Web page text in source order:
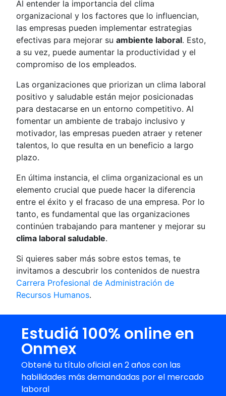
Al entender la importancia del clima
organizacional y los factores que lo influencian,
las empresas pueden implementar estrategias
efectivas para mejorar suambiente laboral. Esto,
a su vez, puede aumentar la productividad y el
compromiso de los empleados.
Las organizaciones que priorizan un clima laboral
positivo y saludable están mejor posicionadas
para destacarse en un entorno competitivo. Al
fomentar un ambiente de trabajo inclusivo y
motivador, las empresas pueden atraer y retener
talentos, lo que resulta en un beneficio a largo
plazo.
En última instancia, el clima organizacional es un
elemento crucial que puede hacer la diferencia
entre el éxito y el fracaso de una empresa. Por lo
tanto, es fundamental que las organizaciones
continúen trabajando para mantener y mejorar su
clima laboral saludable.
Si quieres saber más sobre estos temas, te
invitamos a descubrir los contenidos de nuestra
Carrera Profesional de Administración de
Recursos Humanos.
Estudiá 100% online en
Onmex
Obtené tu título oficial en 2 años con las
habilidades más demandadas por el mercado
laboral